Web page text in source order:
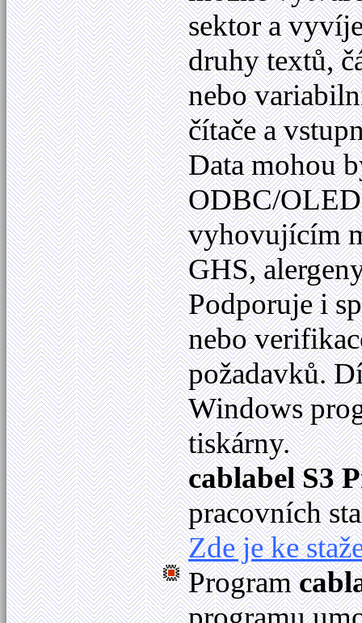
sektor a
druhy textů,
nebo
čítače a
Data mohou
ODBC/
vyhovujícím
GHS,
Podporuje i
nebo
požadavků.
Windows
tiskárny.
cablabel S3
pracovních
Zde je ke
Program